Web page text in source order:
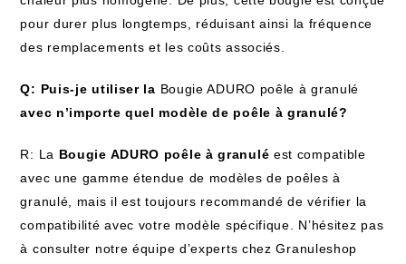
pour durer plus longtemps, réduisant ainsi la fréquence
des remplacements et les coûts associés.
Q: Puis-je utiliser la Bougie ADURO poêle à granulé
avec n’importe quel modèle de poêle à granulé?
R: La Bougie ADURO poêle à granulé est compatible
avec une gamme étendue de modèles de poêles à
granulé, mais il est toujours recommandé de vérifier la
compatibilité avec votre modèle spécifique. N’hésitez pas
à consulter notre équipe d’experts chez Granuleshop